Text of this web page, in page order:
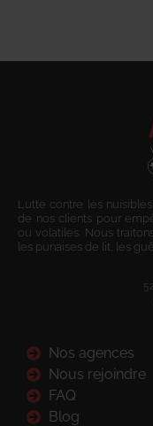
Lutte contre les
de nos clients pour
ou volatiles. Nous
les punaises de lit, les
Nos agences
Nous rejoindre
FAQ
Blog